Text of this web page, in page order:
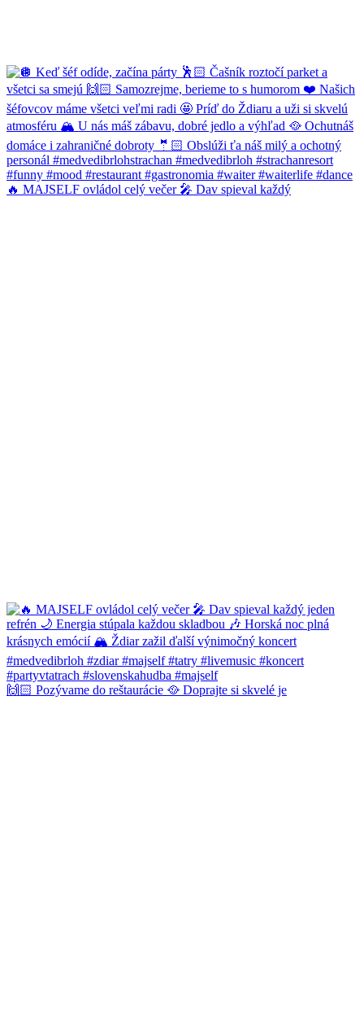
🔥 MAJSELF ovládol celý večer 🎤 Dav spieval každý
🙌🏻 Pozývame do reštaurácie 🥘 Doprajte si skvelé je